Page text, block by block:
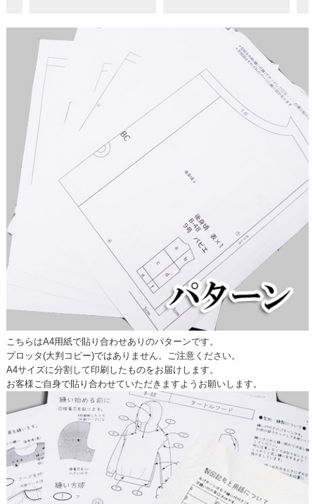
こちらはA4用紙で貼り合わせありのパターンです。
プロッタ(大判コピー)ではありません。ご注意ください。
A4サイズに分割して印刷したものをお届けします。
お客様ご自身で貼り合わせていただきますようお願いします。